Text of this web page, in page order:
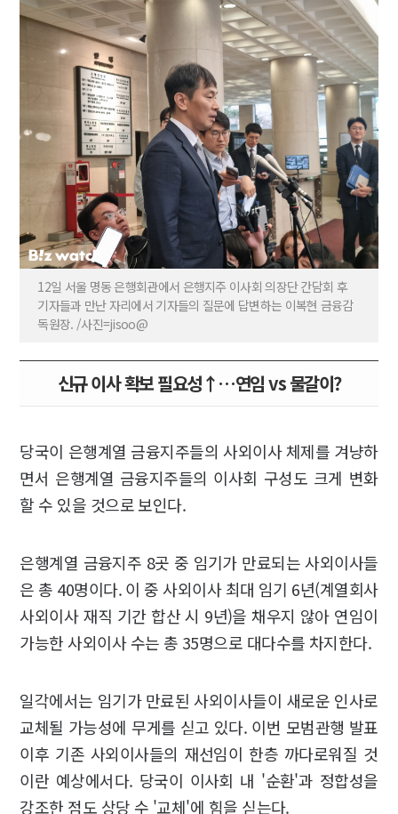
12일 서울 명동 은행회관에서 은행지주 이사회 의장단 간담회 후
기자들과 만난 자리에서 기자들의 질문에 답변하는 이복현 금융감
독원장. /사진=jisoo@
신규 이사 확보 필요성↑…연임 vs 물갈이?
당국이 은행계열 금융지주들의 사외이사 체제를 겨냥하
면서 은행계열 금융지주들의 이사회 구성도 크게 변화
할 수 있을 것으로 보인다.
은행계열 금융지주 8곳 중 임기가 만료되는 사외이사들
은 총 40명이다. 이 중 사외이사 최대 임기 6년(계열회사
사외이사 재직 기간 합산 시 9년)을 채우지 않아 연임이
가능한 사외이사 수는 총 35명으로 대다수를 차지한다.
일각에서는 임기가 만료된 사외이사들이 새로운 인사로
교체될 가능성에 무게를 싣고 있다. 이번 모범관행 발표
이후 기존 사외이사들의 재선임이 한층 까다로워질 것
이란 예상에서다. 당국이 이사회 내 '순환'과 정합성을
강조한 점도 상당 수 '교체'에 힘을 싣는다.